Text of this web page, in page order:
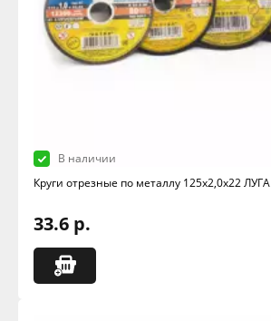
В наличии
Круги отрезные по металлу 125х2,0х22 ЛУГА
33.6 р.